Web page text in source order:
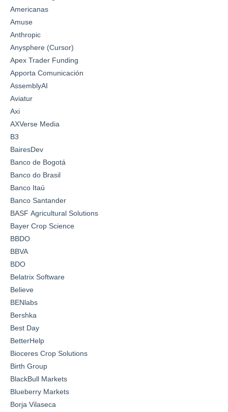
Americanas
Amuse
Anthropic
Anysphere (Cursor)
Apex Trader Funding
Apporta Comunicación
AssemblyAI
Aviatur
Axi
AXVerse Media
B3
BairesDev
Banco de Bogotá
Banco do Brasil
Banco Itaú
Banco Santander
BASF Agricultural Solutions
Bayer Crop Science
BBDO
BBVA
BDO
Belatrix Software
Believe
BENlabs
Bershka
Best Day
BetterHelp
Bioceres Crop Solutions
Birth Group
BlackBull Markets
Blueberry Markets
Borja Vilaseca